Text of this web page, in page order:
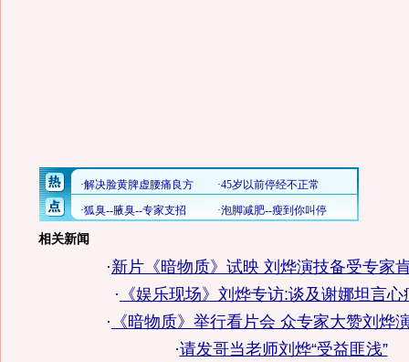
相关新闻
·新片《暗物质》试映 刘烨演技备受专家
· 《娱乐现场》刘烨专访:谈及谢娜坦言心
· 《暗物质》举行看片会 众专家大赞刘烨
·请发哥当老师刘烨“受益匪浅”